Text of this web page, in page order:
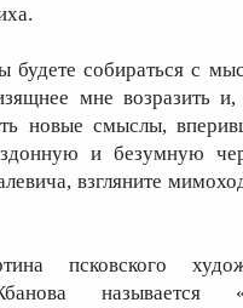
будете собираться с
мне возразить и,
новые смыслы,
и безумную
взгляните
псковского
называется